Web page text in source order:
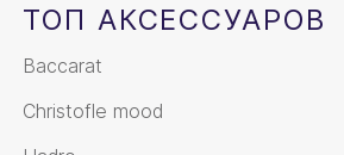
ТОП АКСЕССУАРОВ
Baccarat
Christofle mood